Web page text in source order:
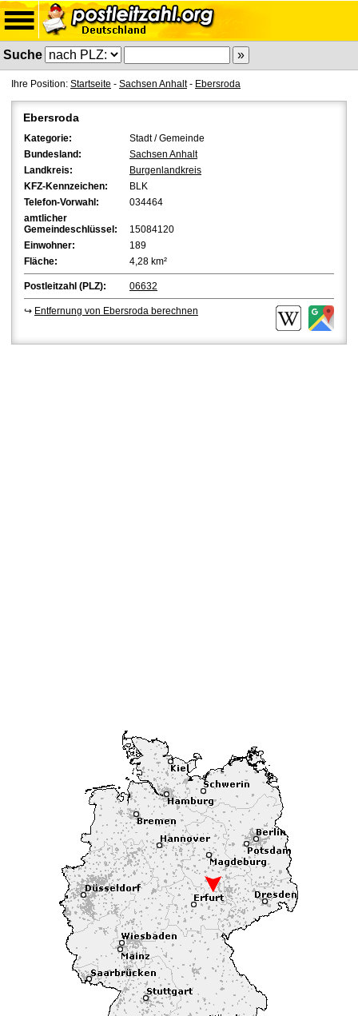
Suche
Ihre Position: Startseite - Sachsen Anhalt- Ebersroda
Ebersroda
Kategorie:
Stadt / Gemeinde
Bundesland:
Sachsen Anhalt
Landkreis:
Burgenlandkreis
KFZ-Kennzeichen:
BLK
Telefon-Vorwahl:
034464
amtlicher
Gemeindeschlüssel:
15084120
Einwohner:
189
Fläche:
4,28 km²
Postleitzahl (PLZ): 06632
↪ Entfernung von Ebersroda berechnen